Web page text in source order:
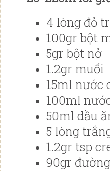
4 lòng đỏ
100gr bột
5gr bột nở
1.2gr muối
15ml nước
100ml
50ml dầu
5 lòng
1.2gr tsp
90gr đường